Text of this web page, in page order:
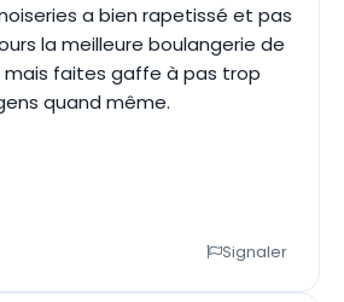
a bien rapetissé et pas
la meilleure boulangerie de
mais faites gaffe à pas trop
quand même.
Signaler